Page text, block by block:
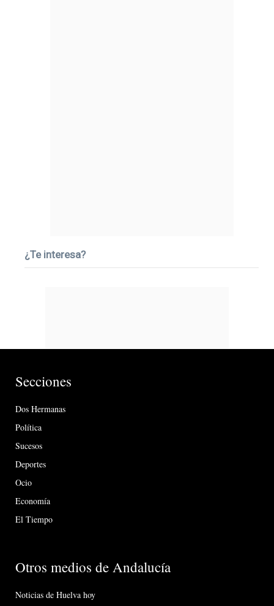
¿Te interesa?
Secciones
Dos Hermanas
Política
Sucesos
Deportes
Ocio
Economía
El Tiempo
Otros medios de Andalucía
Noticias de Huelva hoy